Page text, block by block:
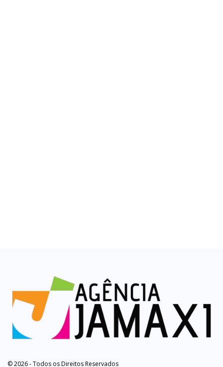
© 2026 - Todos os Direitos Reservados